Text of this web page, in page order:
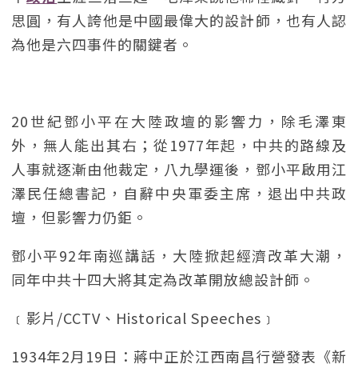
思圓，有人誇他是中國最偉大的設計師，也有人認
為他是六四事件的關鍵者。
20世紀鄧小平在大陸政壇的影響力，除毛澤東
外，無人能出其右；從1977年起，中共的路線及
人事就逐漸由他裁定，八九學運後，鄧小平啟用江
澤民任總書記，自辭中央軍委主席，退出中共政
壇，但影響力仍鉅。
鄧小平92年南巡講話，大陸掀起經濟改革大潮，
同年中共十四大將其定為改革開放總設計師。
﹝影片/CCTV、Historical Speeches﹞
1934年2月19日：蔣中正於江西南昌行營發表《新